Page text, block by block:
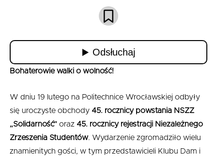
Bohaterowie walki o wolność!
W dniu 19 lutego na Politechnice Wrocławskiej odbyły
się uroczyste obchody 45. rocznicy powstania NSZZ
„Solidarność” oraz 45. rocznicy rejestracji Niezależnego
Zrzeszenia Studentów. Wydarzenie zgromadziło wielu
znamienitych gości, w tym przedstawicieli Klubu Dam i